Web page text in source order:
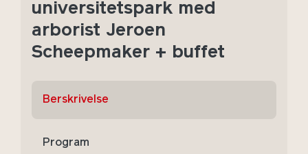
universitetspark med
arborist Jeroen
Scheepmaker + buffet
Berskrivelse
Program